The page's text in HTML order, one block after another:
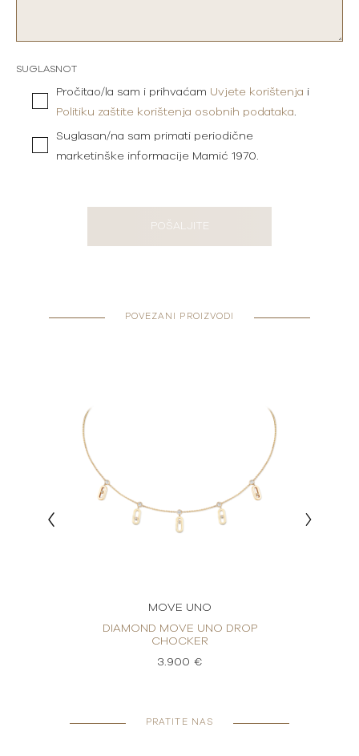
SUGLASNOT
Pročitao/la sam i prihvaćam Uvjete korištenja i
Politiku zaštite korištenja osobnih podataka.
Suglasan/na sam primati periodične
marketinške informacije Mamić 1970.
POŠALJITE
POVEZANI PROIZVODI
MOVE UNO
DIAMOND MOVE UNO DROP
CHOCKER
3.900 €
PRATITE NAS